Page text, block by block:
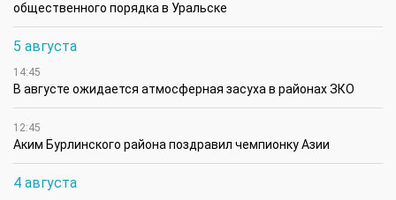
общественного порядка в Уральске
5 августа
14:45
В августе ожидается атмосферная засуха в районах ЗКО
12:45
Аким Бурлинского района поздравил чемпионку Азии
4 августа